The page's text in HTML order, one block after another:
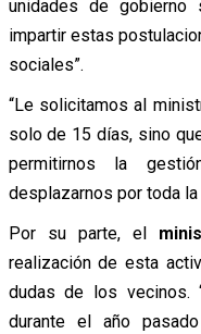
unidades de gobierno
impartir estas
sociales”.
“Le solicitamos al
solo de 15 días, sino
permitirnos la
desplazarnos por toda la
Por su parte, el
realización de esta
dudas de los vecinos.
durante el año